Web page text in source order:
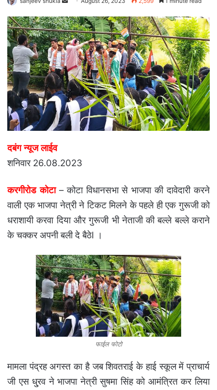
email
दबंग न्यूज लाईव
शनिवार 26.08.2023
करगीरोड कोटा– कोटा विधानसभा से भाजपा की दावेदारी करने
वाली एक भाजपा नेत्री ने टिकट मिलने के पहले ही एक गुरूजी को
धराशायी करवा दिया और गुरूजी भी नेताजी की बल्ले बल्ले कराने
के चक्कर अपनी बली दे बैठेI ।
फाईल फोटो
मामला पंद्रह अगस्त का है जब शिवतराई के हाई स्कूल में प्राचार्य
जी एस धु्रव ने भाजपा नेत्री सुषमा सिंह को आमंत्रित कर लिया